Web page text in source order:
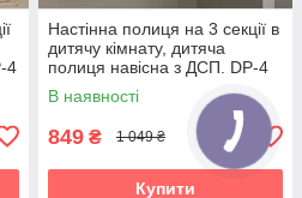
4
Настінна полиця на 3 секції в
дитячу кімнату, дитяча
полиця навісна з ДСП. DP-4
В наявності
849 ₴ 1 049 ₴
Купити